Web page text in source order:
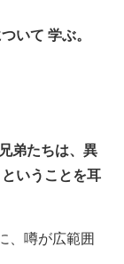
いて 学ぶ。
弟たちは、異
いうことを耳
、噂が広範囲